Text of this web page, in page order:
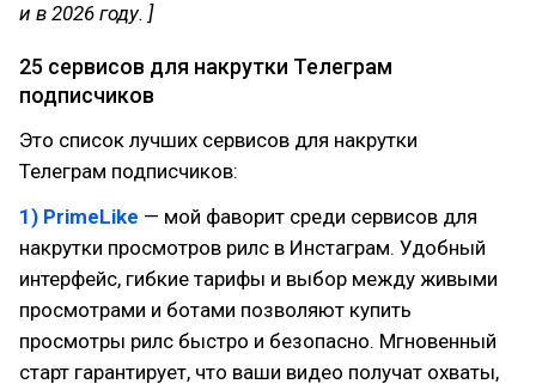
и в 2026 году. ]
25 сервисов для накрутки Телеграм
подписчиков
Это список лучших сервисов для накрутки
Телеграм подписчиков:
1) PrimeLike — мой фаворит среди сервисов для
накрутки просмотров рилс в Инстаграм. Удобный
интерфейс, гибкие тарифы и выбор между живыми
просмотрами и ботами позволяют купить
просмотры рилс быстро и безопасно. Мгновенный
старт гарантирует, что ваши видео получат охваты,